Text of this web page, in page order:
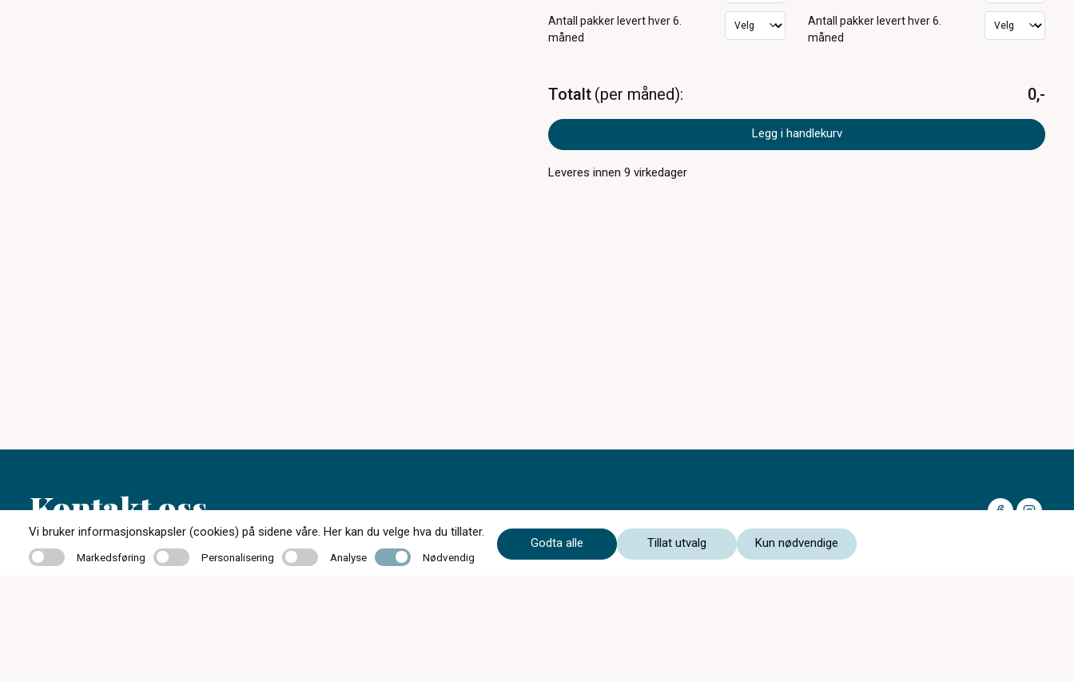
Antall pakker levert hver 6.
måned
Antall pakker levert hver 6.
måned
Totalt per måned 0,-
Legg i handlekurv
Leveres innen9 virkedager
Kontakt oss
62 48 19 77
Vi bruker informasjonskapsler (cookies) på sidene våre. Her kan du velge hva du tillater.
MarkedsføringMarkedsføring PersonaliseringPersonalisering Analyse Analyse Nødvendig Nødvendig
Godta alle Tillat utvalg Kun nødvendige